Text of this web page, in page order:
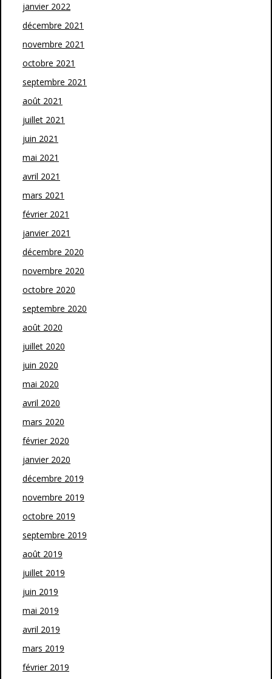
janvier 2022
décembre 2021
novembre 2021
octobre 2021
septembre 2021
août 2021
juillet 2021
juin 2021
mai 2021
avril 2021
mars 2021
février 2021
janvier 2021
décembre 2020
novembre 2020
octobre 2020
septembre 2020
août 2020
juillet 2020
juin 2020
mai 2020
avril 2020
mars 2020
février 2020
janvier 2020
décembre 2019
novembre 2019
octobre 2019
septembre 2019
août 2019
juillet 2019
juin 2019
mai 2019
avril 2019
mars 2019
février 2019